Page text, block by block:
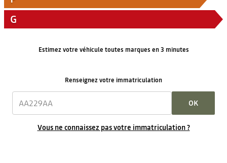
G
Estimez votre véhicule toutes marques en 3 minutes
Renseignez votre immatriculation
OK
Vous ne connaissez pas votre immatriculation ?